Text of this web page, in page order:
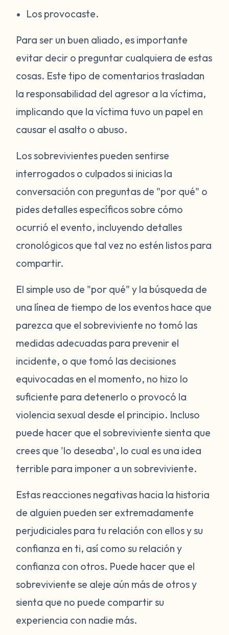
Los provocaste.
Para ser un buen aliado, es importante
evitar decir o preguntar cualquiera de estas
cosas. Este tipo de comentarios trasladan
la responsabilidad del agresor a la víctima,
implicando que la víctima tuvo un papel en
causar el asalto o abuso.
Los sobrevivientes pueden sentirse
interrogados o culpados si inicias la
conversación con preguntas de "por qué" o
pides detalles específicos sobre cómo
ocurrió el evento, incluyendo detalles
cronológicos que tal vez no estén listos para
compartir.
El simple uso de "por qué" y la búsqueda de
una línea de tiempo de los eventos hace que
parezca que el sobreviviente no tomó las
medidas adecuadas para prevenir el
incidente, o que tomó las decisiones
equivocadas en el momento, no hizo lo
suficiente para detenerlo o provocó la
violencia sexual desde el principio. Incluso
puede hacer que el sobreviviente sienta que
crees que 'lo deseaba', lo cual es una idea
terrible para imponer a un sobreviviente.
Estas reacciones negativas hacia la historia
de alguien pueden ser extremadamente
perjudiciales para tu relación con ellos y su
confianza en ti, así como su relación y
confianza con otros. Puede hacer que el
sobreviviente se aleje aún más de otros y
sienta que no puede compartir su
experiencia con nadie más.